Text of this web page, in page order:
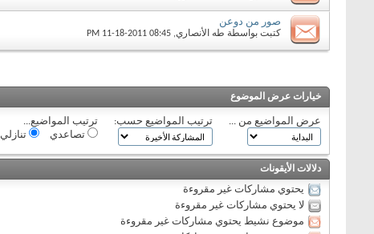
صور من دوعن
كتبت بواسطة طه الأنصاري‏, 11-18-2011 08:45 PM
خيارات عرض الموضوع
عرض المواضيع من ... ترتيب المواضيع حسب:
ترتيب المواضيع...
تصاعدي
تنازلي
دلالات الأيقونات
يحتوي مشاركات غير مقروءة
لا يحتوي مشاركات غير مقروءة
موضوع نشيط يحتوي مشاركات غير مقروءة